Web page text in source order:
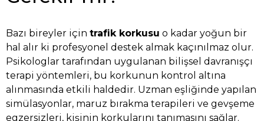
Bazı bireyler için trafik korkusu o kadar yoğun bir
hal alır ki profesyonel destek almak kaçınılmaz olur.
Psikologlar tarafından uygulanan bilişsel davranışçı
terapi yöntemleri, bu korkunun kontrol altına
alınmasında etkili haldedir. Uzman eşliğinde yapılan
simülasyonlar, maruz bırakma terapileri ve gevşeme
egzersizleri, kişinin korkularını tanımasını sağlar.